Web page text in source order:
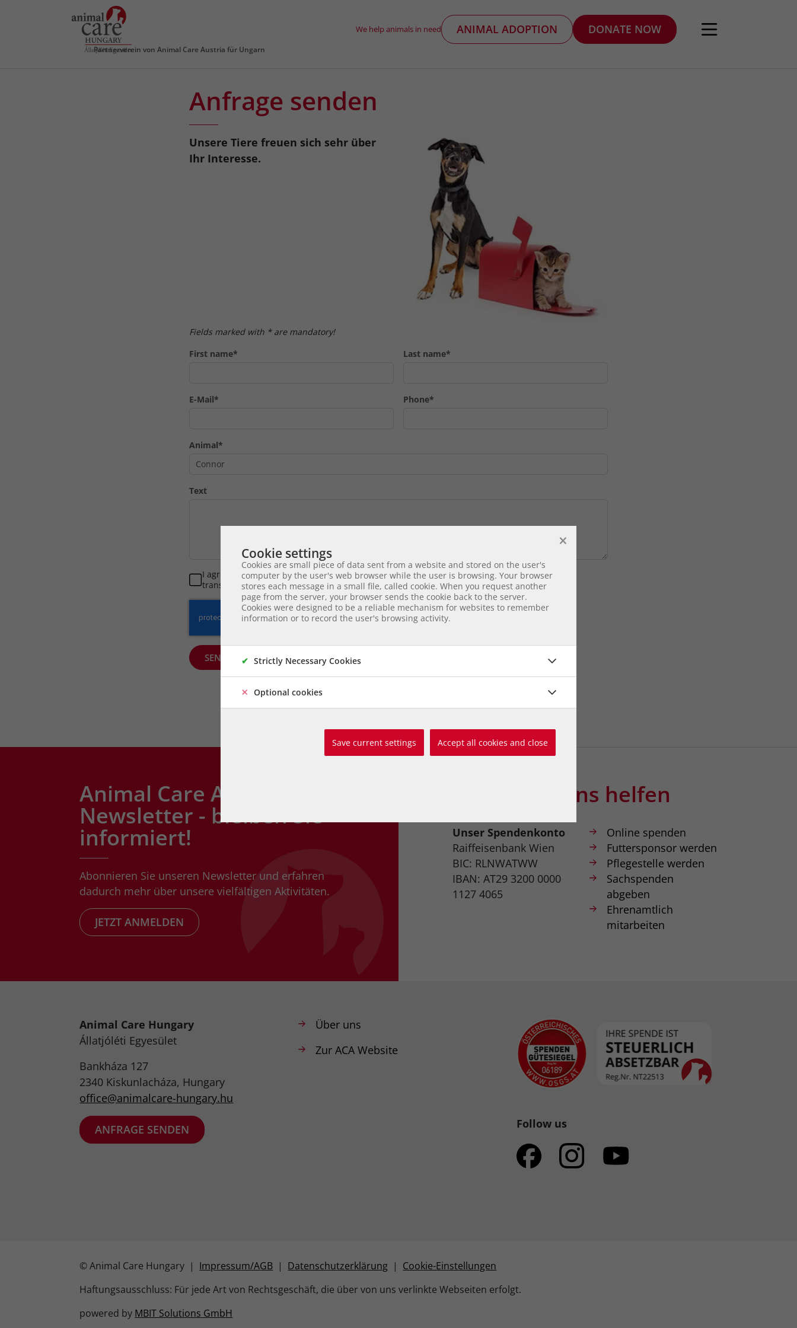
Cookie settings
Cookies are small piece of data sent from a website and stored on the user's
computer by the user's web browser while the user is browsing. Your browser
stores each message in a small file, called cookie. When you request another
page from the server, your browser sends the cookie back to the server.
Cookies were designed to be a reliable mechanism for websites to remember
information or to record the user's browsing activity.
×
Strictly Necessary Cookies
Optional cookies
Save current settings Accept all cookies and close
Partnerverein von Animal Care Austria für Ungarn
We help animals in need ANIMAL ADOPTION DONATE NOW
Anfrage senden
Unsere Tiere freuen sich sehr über
Ihr Interesse.
Fields marked with * are mandatory!
First name*
Last name*
E-Mail* Phone*
Animal*
Text
I agree to the processing of my data in accordance to theprivacy agreement. Your data is not
transferred to third parties. Your agreement can be revoked at any time.*
SEND
Animal Care Austria
Newsletter - bleiben Sie
informiert!
Abonnieren Sie unseren Newsletter und erfahren
dadurch mehr über unsere vielfältigen Aktivitäten.
JETZT ANMELDEN
Helfen Sie uns helfen
Unser Spendenkonto
Raiffeisenbank Wien
BIC: RLNWATWW
IBAN: AT29 3200 0000
1127 4065
Online spenden
Futtersponsor werden
Pflegestelle werden
Sachspenden
abgeben
Ehrenamtlich
mitarbeiten
Animal Care Hungary
Állatjóléti Egyesület
Bankháza 127
2340 Kiskunlacháza, Hungary
office@animalcare-hungary.hu​
ANFRAGE SENDEN
Über uns
Zur ACA Website
Follow us
© Animal Care Hungary | Impressum/AGB | Datenschutzerklärung | Cookie-Einstellungen
Haftungsausschluss: Für jede Art von Rechtsgeschäft, die über von uns verlinkte Webseiten erfolgt.
powered by MBIT Solutions GmbH